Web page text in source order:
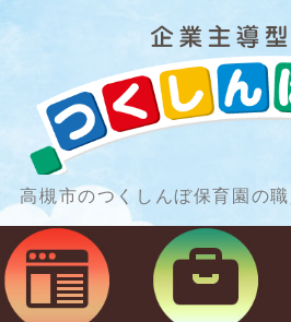
高槻市のつくしんぼ保育園の